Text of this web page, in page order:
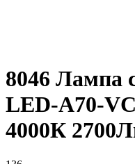
8046 Лампа
LED-A70-
4000К